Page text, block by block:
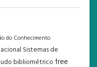
do Conhecimento
Sistemas de
bibliométrico free